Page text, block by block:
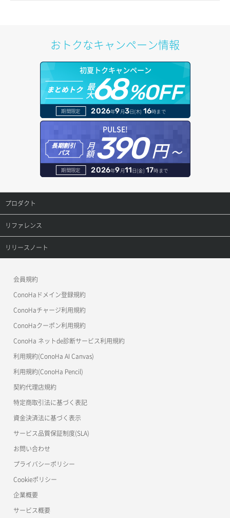
ポートデタッチ
ボリュームアタッチ
ボリュームデタッチ
オブジェクトダウンロード
オブジェクトバージョン管理
オブジェクト一覧取得
オブジェクト削除
オブジェクト削除予約
オブジェクト複製
オブジェクト詳細取得
コンテナ一覧取得
コンテナ作成
コンテナ削除
ラージオブジェクトアップロード(DLO)
一時的Web公開
ドメイン情報登録
ドメイン詳細取得
レコード一覧取得
レコード作成
レコード更新
レコード詳細取得
おトクなキャンペーン情報
初夏トクキャンペーン
まとめトク 最
大68%OFF
期間限定 2026年9月3日(木) 16時まで
PULSE!
長期割引
パス
月
額390円～
期間限定 2026年9月11日(金) 17時まで
プロダクト
プロダクトトップ
ConoHa VPS(Ver.3.0)
ConoHa for GAME
リファレンス
リファレンストップ
OpenStack CLI
Terraform
s3cmd
公開API(ConoHa VPS Ver.2.0)
リリースノート
会員規約
ConoHaドメイン登録規約
ConoHaチャージ利用規約
ConoHaクーポン利用規約
ConoHa ネットde診断サービス利用規約
利用規約(ConoHa AI Canvas)
利用規約(ConoHa Pencil)
契約代理店規約
特定商取引法に基づく表記
資金決済法に基づく表示
サービス品質保証制度(SLA)
お問い合わせ
プライバシーポリシー
Cookieポリシー
企業概要
サービス概要